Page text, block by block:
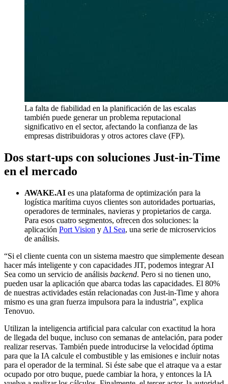
La falta de fiabilidad en la planificación de las escalas
también puede generar un problema reputacional
significativo en el sector, afectando la confianza de las
empresas distribuidoras y otros actores clave (FP).
Dos start-ups con soluciones Just-in-Time
en el mercado
AWAKE.AI es una plataforma de optimización para la
logística marítima cuyos clientes son autoridades portuarias,
operadores de terminales, navieras y propietarios de carga.
Para esos cuatro segmentos, ofrecen dos soluciones: la
aplicación Port Vision y AI Sea, una serie de microservicios
de análisis.
“Si el cliente cuenta con un sistema maestro que simplemente desean
hacer más inteligente y con capacidades JIT, podemos integrar AI
Sea como un servicio de análisis backend. Pero si no tienen uno,
pueden usar la aplicación que abarca todas las capacidades. El 80%
de nuestras actividades están relacionadas con Just-in-Time y ahora
mismo es una gran fuerza impulsora para la industria”, explica
Tenovuo.
Utilizan la inteligencia artificial para calcular con exactitud la hora
de llegada del buque, incluso con semanas de antelación, para poder
realizar reservas. También puede introducirse la velocidad óptima
para que la IA calcule el combustible y las emisiones e incluir notas
para el operador de la terminal. Si éste sabe que el atraque va a estar
ocupado por otro buque, puede cambiar la hora, y entonces la IA